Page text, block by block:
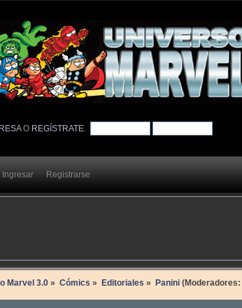
O REGÍSTRATE.
Ingresar Registrarse
Marvel 3.0» Cómics » Editoriales » Panini(Moderadores: